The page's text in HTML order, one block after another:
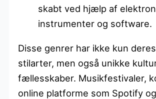
skabt ved hjælp af
instrumenter og software.
Disse genrer har ikke kun
stilarter, men også unikke
fællesskaber. Musikfestivaler,
online platforme som Spotify